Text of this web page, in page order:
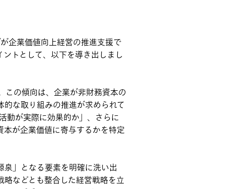
企業価値向上経営の推進支援で
トとして、以下を導き出しまし
この傾向は、企業が非財務資本の
な取り組みの推進が求められて
動が実際に効果的か」、さらに
が企業価値に寄与するかを特定
」となる要素を明確に洗い出
などとも整合した経営戦略を立